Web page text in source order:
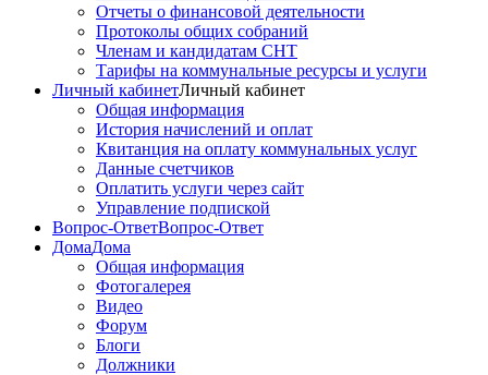
Отчеты о финансовой деятельности
Протоколы общих собраний
Членам и кандидатам СНТ
Тарифы на коммунальные ресурсы и услуги
Личный кабинетЛичный кабинет
Общая информация
История начислений и оплат
Квитанция на оплату коммунальных услуг
Данные счетчиков
Оплатить услуги через сайт
Управление подпиской
Вопрос-ОтветВопрос-Ответ
ДомаДома
Общая информация
Фотогалерея
Видео
Форум
Блоги
Должники